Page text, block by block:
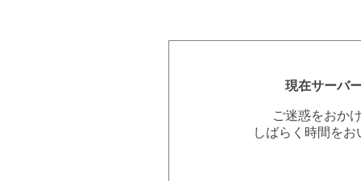
現在サーバ
ご迷惑をおか
しばらく時間を